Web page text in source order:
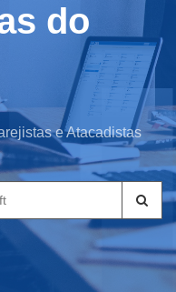
do
e Atacadistas